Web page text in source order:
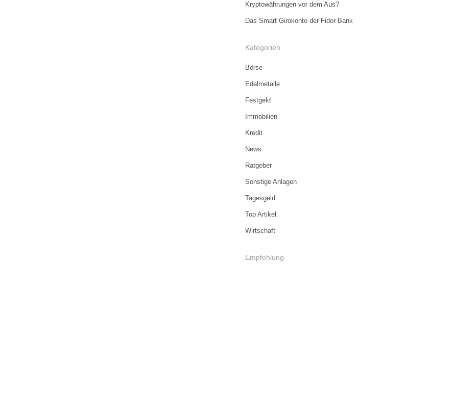
Kryptowährungen vor dem Aus?
Das Smart Girokonto der Fidor Bank
Kategorien
Börse
Edelmetalle
Festgeld
Immobilien
Kredit
News
Ratgeber
Sonstige Anlagen
Tagesgeld
Top Artikel
Wirtschaft
Empfehlung